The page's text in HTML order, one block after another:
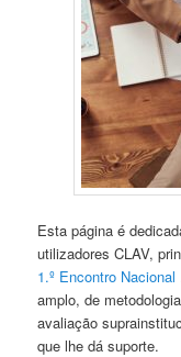
Esta página é
utilizadores CLAV,
1.º Encontro Nacional
amplo, de
avaliação
que lhe dá suporte.